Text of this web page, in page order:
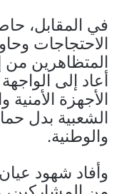
في المقابل،
الاحتجاجات
المتظاهرين
أعاد إلى
الأجهزة
الشعبية بدل
والوطنية.
وأفاد شهود